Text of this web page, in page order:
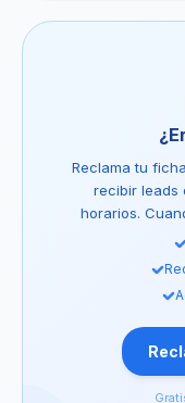
Reclama tu
recibir leads
horarios.